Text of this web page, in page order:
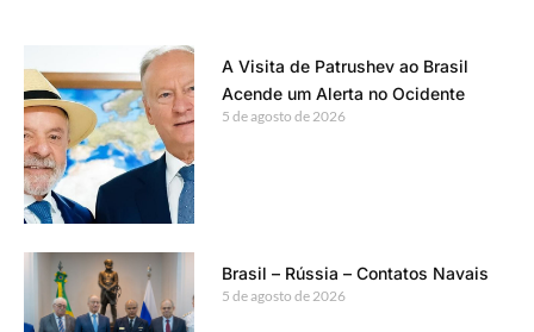
A Visita de Patrushev ao Brasil
Acende um Alerta no Ocidente
5 de agosto de 2026
Brasil – Rússia – Contatos Navais
5 de agosto de 2026